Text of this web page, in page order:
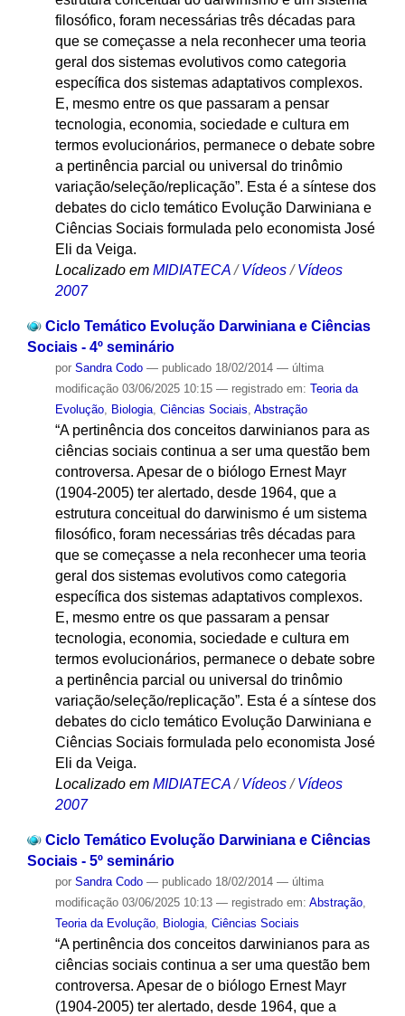
filosófico, foram necessárias três décadas para
que se começasse a nela reconhecer uma teoria
geral dos sistemas evolutivos como categoria
específica dos sistemas adaptativos complexos.
E, mesmo entre os que passaram a pensar
tecnologia, economia, sociedade e cultura em
termos evolucionários, permanece o debate sobre
a pertinência parcial ou universal do trinômio
variação/seleção/replicação”. Esta é a síntese dos
debates do ciclo temático Evolução Darwiniana e
Ciências Sociais formulada pelo economista José
Eli da Veiga.
Localizado em MIDIATECA /Vídeos /Vídeos
2007
Ciclo Temático Evolução Darwiniana e Ciências
Sociais - 4º seminário
por Sandra Codo — publicado18/02/2014 — última
modificação03/06/2025 10:15 — registrado em: Teoria da
Evolução, Biologia, Ciências Sociais Abstração
“A pertinência dos conceitos darwinianos para as
ciências sociais continua a ser uma questão bem
controversa. Apesar de o biólogo Ernest Mayr
(1904-2005) ter alertado, desde 1964, que a
estrutura conceitual do darwinismo é um sistema
filosófico, foram necessárias três décadas para
que se começasse a nela reconhecer uma teoria
geral dos sistemas evolutivos como categoria
específica dos sistemas adaptativos complexos.
E, mesmo entre os que passaram a pensar
tecnologia, economia, sociedade e cultura em
termos evolucionários, permanece o debate sobre
a pertinência parcial ou universal do trinômio
variação/seleção/replicação”. Esta é a síntese dos
debates do ciclo temático Evolução Darwiniana e
Ciências Sociais formulada pelo economista José
Eli da Veiga.
Localizado em MIDIATECA /Vídeos /Vídeos
2007
Ciclo Temático Evolução Darwiniana e Ciências
Sociais - 5º seminário
por Sandra Codo — publicado18/02/2014 — última
modificação03/06/2025 10:13 — registrado em: Abstração,
Teoria da Evolução, Biologia, Ciências Sociais
“A pertinência dos conceitos darwinianos para as
ciências sociais continua a ser uma questão bem
controversa. Apesar de o biólogo Ernest Mayr
(1904-2005) ter alertado, desde 1964, que a